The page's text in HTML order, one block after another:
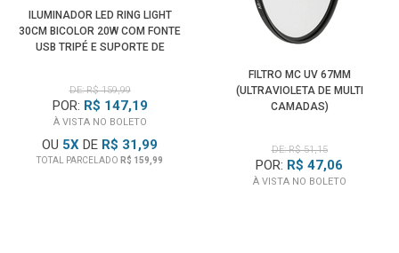
Canon EOS R50
Canon EOS R100
Canon EOS Ra
Kolari Vision EOS RP
Entre outras Câmeras Canon e Cinema de Montagem EOS
ILUMINADOR LED RING LIGHT
30CM BICOLOR 20W COM FONTE
USB TRIPÉ E SUPORTE DE
DE: R$ 159,99
POR: R$ 147,19
À VISTA NO BOLETO
OU 5X DE R$ 31,99
TOTAL PARCELADO R$ 159,99
FILTRO MC UV 67MM
(ULTRAVIOLETA DE MULTI
CAMADAS)
DE: R$ 51,15
POR: R$ 47,06
À VISTA NO BOLETO